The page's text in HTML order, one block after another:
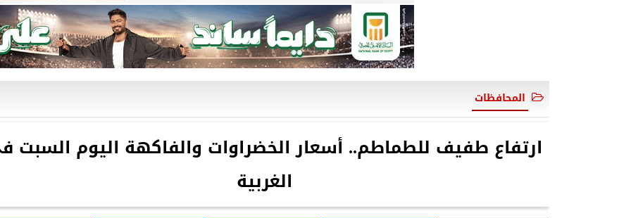
المحافظات
ارتفاع طفيف للطماطم.. أسعار الخضراوات والفاكهة اليوم السبت
الغربية